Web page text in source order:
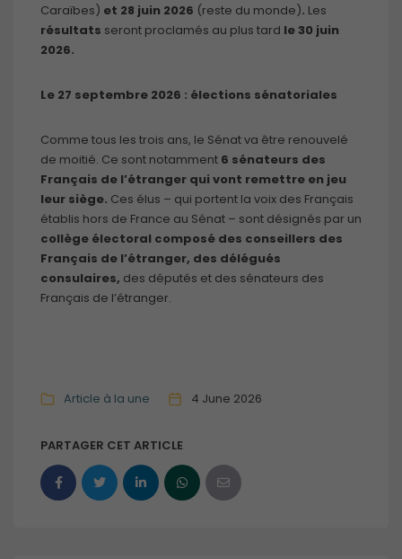
Caraïbes) et 28 juin 2026 (reste du monde). Les
résultats seront proclamés au plus tard le 30 juin
2026.
Le 27 septembre 2026 : élections sénatoriales
Comme tous les trois ans, le Sénat va être renouvelé
de moitié. Ce sont notamment 6 sénateurs des
Français de l’étranger qui vont remettre en jeu
leur siège. Ces élus – qui portent la voix des Français
établis hors de France au Sénat – sont désignés par un
collège électoral composé des conseillers des
Français de l’étranger, des délégués
consulaires, des députés et des sénateurs des
Français de l’étranger.
Article à la une 4 June 2026
PARTAGER CET ARTICLE